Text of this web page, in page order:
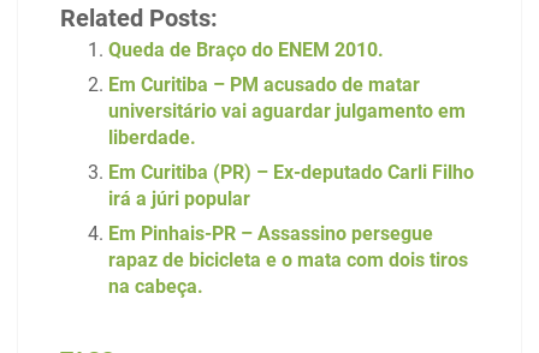
Related Posts:
Queda de Braço do ENEM 2010.
Em Curitiba – PM acusado de matar
universitário vai aguardar julgamento em
liberdade.
Em Curitiba (PR) – Ex-deputado Carli Filho
irá a júri popular
Em Pinhais-PR – Assassino persegue
rapaz de bicicleta e o mata com dois tiros
na cabeça.